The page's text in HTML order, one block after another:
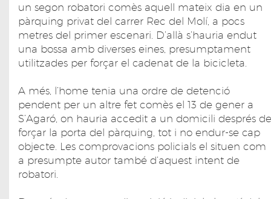
un segon robatori comès aquell mateix dia en un
pàrquing privat del carrer Rec del Molí, a pocs
metres del primer escenari. D’allà s’hauria endut
una bossa amb diverses eines, presumptament
utilitzades per forçar el cadenat de la bicicleta.
A més, l’home tenia una ordre de detenció
pendent per un altre fet comès el 13 de gener a
S’Agaró, on hauria accedit a un domicili després de
forçar la porta del pàrquing, tot i no endur-se cap
objecte. Les comprovacions policials el situen com
a presumpte autor també d’aquest intent de
robatori.